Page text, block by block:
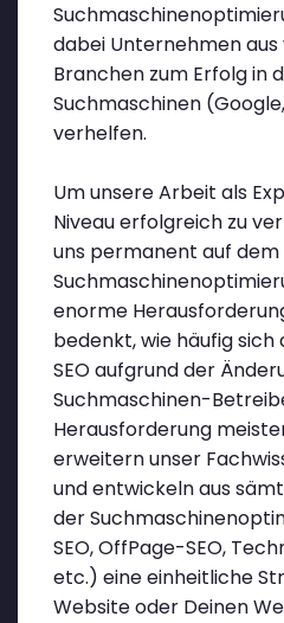
dabei Unternehmen
Branchen zum Erfolg in
Suchmaschinen
verhelfen.
Um unsere Arbeit als
Niveau erfolgreich zu
uns permanent auf
enorme
bedenkt, wie häufig
SEO aufgrund der
Suchmaschinen-
Herausforderung
erweitern unser
und entwickeln aus
der
SEO, OffPage-SEO,
etc.) eine einheitliche
Website oder Deinen